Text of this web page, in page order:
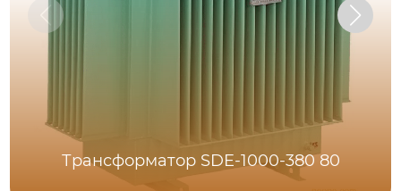
Трансформатор SDE-1000-380 80